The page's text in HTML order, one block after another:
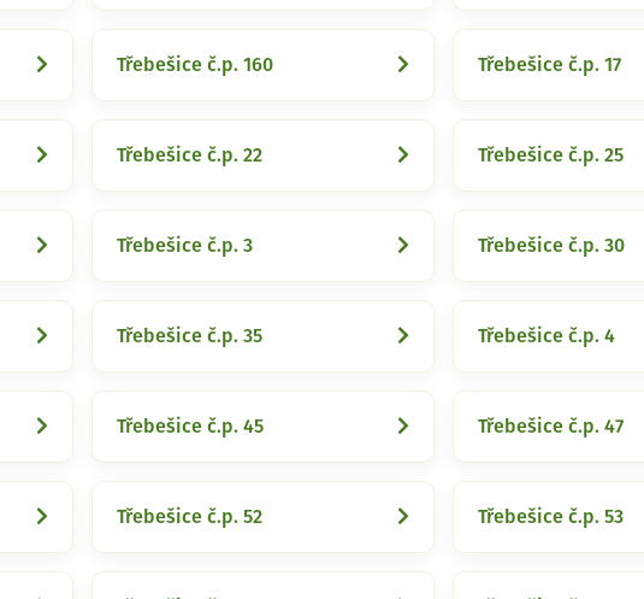
Třebešice č.p. 160 Třebešice č.p. 17
Třebešice č.p. 22 Třebešice č.p. 25
Třebešice č.p. 3 Třebešice č.p. 30
Třebešice č.p. 35 Třebešice č.p. 4
Třebešice č.p. 45 Třebešice č.p. 47
Třebešice č.p. 52 Třebešice č.p. 53